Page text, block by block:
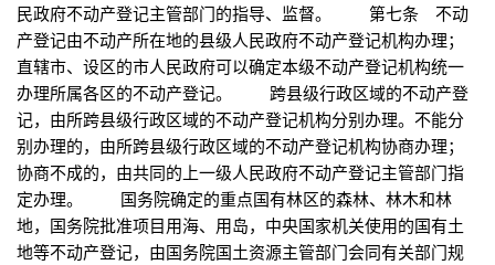
民政府不动产登记主管部门的指导、监督。 第七条 不动
产登记由不动产所在地的县级人民政府不动产登记机构办理；
直辖市、设区的市人民政府可以确定本级不动产登记机构统一
办理所属各区的不动产登记。 跨县级行政区域的不动产登
记，由所跨县级行政区域的不动产登记机构分别办理。不能分
别办理的，由所跨县级行政区域的不动产登记机构协商办理；
协商不成的，由共同的上一级人民政府不动产登记主管部门指
定办理。 国务院确定的重点国有林区的森林、林木和林
地，国务院批准项目用海、用岛，中央国家机关使用的国有土
地等不动产登记，由国务院国土资源主管部门会同有关部门规